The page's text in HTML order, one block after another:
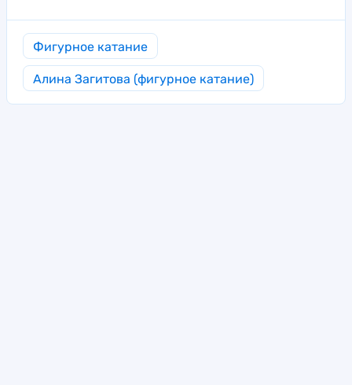
Фигурное катание
Алина Загитова (фигурное катание)